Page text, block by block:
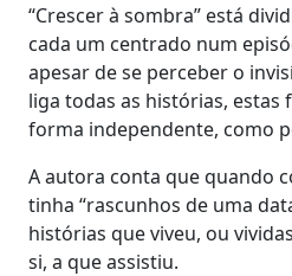
“Crescer à sombra” está
cada um centrado num
apesar de se perceber o
liga todas as histórias, estas
forma independente, como
A autora conta que quando
tinha “rascunhos de uma
histórias que viveu, ou
si, a que assistiu.